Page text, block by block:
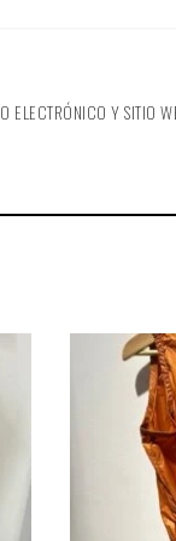
ELECTRÓNICO Y SITIO